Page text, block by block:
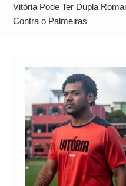
Vitória Pode Ter Dupla
Contra o Palmeiras